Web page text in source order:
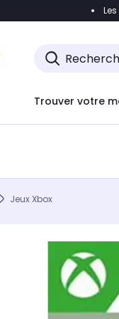
Accéder
Trouver votre
Jeux Xbox